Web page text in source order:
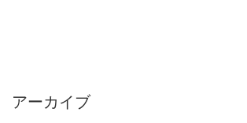
アーカイブ